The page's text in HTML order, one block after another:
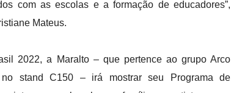
com as escolas e a formação de educadores”,
Mateus.
2022, a Maralto – que pertence ao grupo Arco
stand C150 – irá mostrar seu Programa de